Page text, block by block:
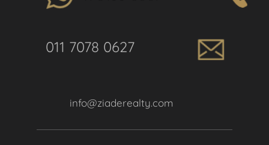
011 7078 0627
info@ziaderealty.com